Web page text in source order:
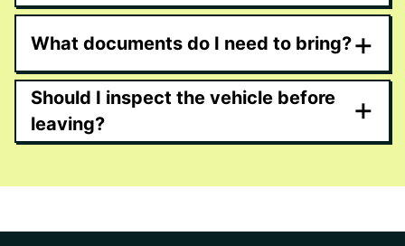
What documents do I need to bring?+
Should I inspect the vehicle before
leaving?
+